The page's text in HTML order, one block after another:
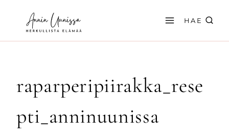
sisältöön
HAE
raparperipiirakka_rese
pti_anninuunissa